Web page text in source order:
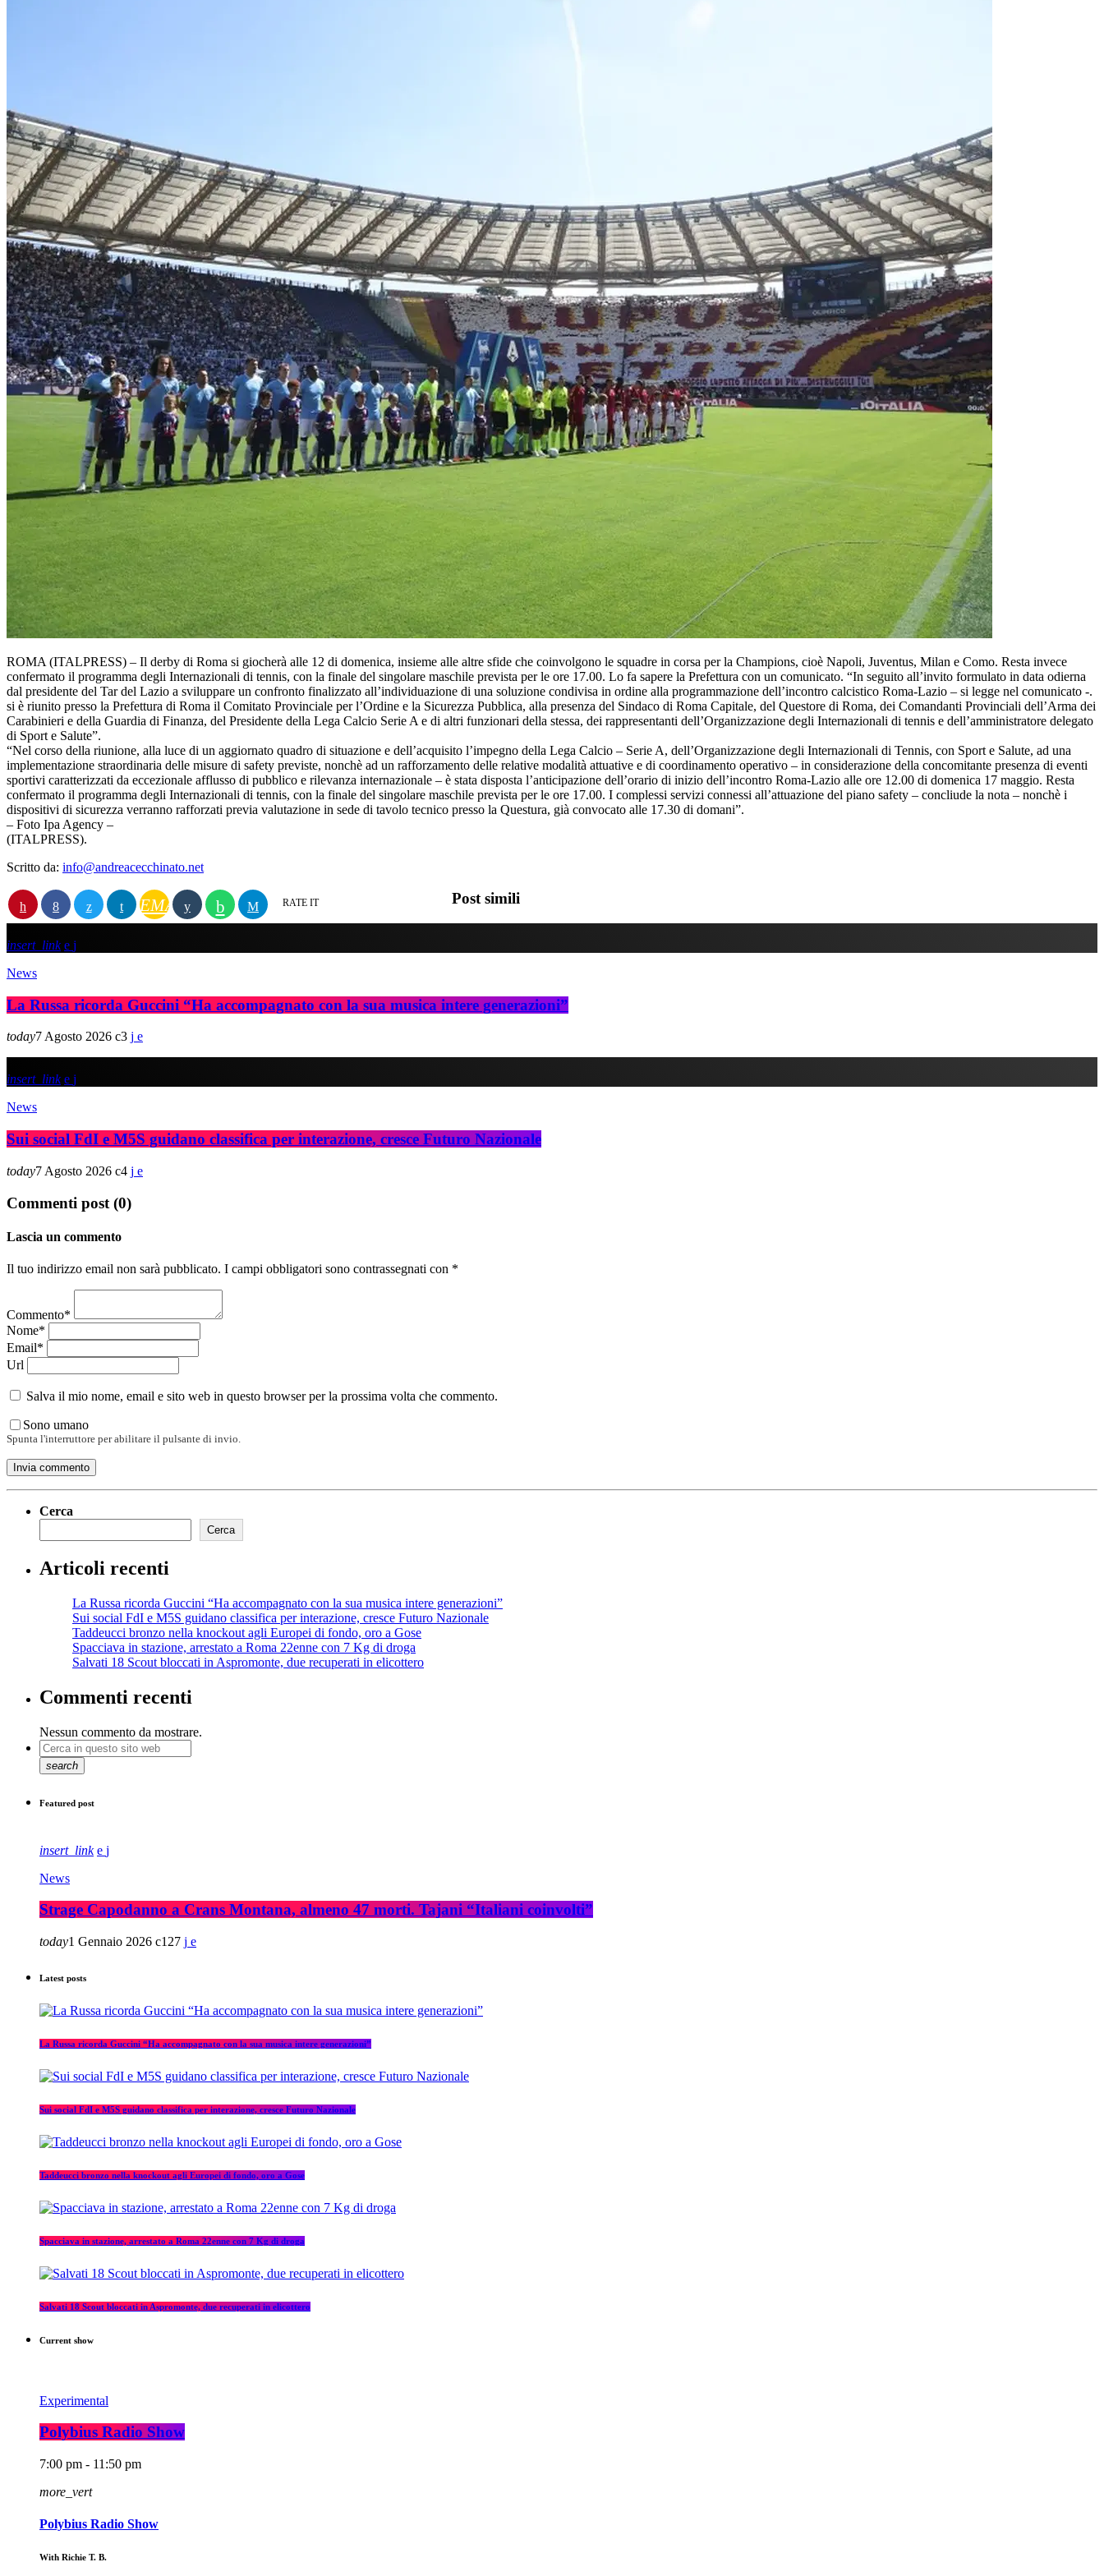
ROMA (ITALPRESS) – Il derby di Roma si giocherà alle 12 di domenica, insieme alle altre sfide che coinvolgono le squadre in corsa per la Champions, cioè Napoli, Juventus, Milan e Como. Resta invece
confermato il programma degli Internazionali di tennis, con la finale del singolare maschile prevista per le ore 17.00. Lo fa sapere la Prefettura con un comunicato. “In seguito all’invito formulato in data odierna
dal presidente del Tar del Lazio a sviluppare un confronto finalizzato all’individuazione di una soluzione condivisa in ordine alla programmazione dell’incontro calcistico Roma-Lazio – si legge nel comunicato -.
si è riunito presso la Prefettura di Roma il Comitato Provinciale per l’Ordine e la Sicurezza Pubblica, alla presenza del Sindaco di Roma Capitale, del Questore di Roma, dei Comandanti Provinciali dell’Arma dei
Carabinieri e della Guardia di Finanza, del Presidente della Lega Calcio Serie A e di altri funzionari della stessa, dei rappresentanti dell’Organizzazione degli Internazionali di tennis e dell’amministratore delegato
di Sport e Salute”.
“Nel corso della riunione, alla luce di un aggiornato quadro di situazione e dell’acquisito l’impegno della Lega Calcio – Serie A, dell’Organizzazione degli Internazionali di Tennis, con Sport e Salute, ad una
implementazione straordinaria delle misure di safety previste, nonchè ad un rafforzamento delle relative modalità attuative e di coordinamento operativo – in considerazione della concomitante presenza di eventi
sportivi caratterizzati da eccezionale afflusso di pubblico e rilevanza internazionale – è stata disposta l’anticipazione dell’orario di inizio dell’incontro Roma-Lazio alle ore 12.00 di domenica 17 maggio. Resta
confermato il programma degli Internazionali di tennis, con la finale del singolare maschile prevista per le ore 17.00. I complessi servizi connessi all’attuazione del piano safety – concliude la nota – nonchè i
dispositivi di sicurezza verranno rafforzati previa valutazione in sede di tavolo tecnico presso la Questura, già convocato alle 17.30 di domani”.
– Foto Ipa Agency –
(ITALPRESS).
Scritto da: info@andreacecchinato.net
EMAIL RATE IT Post simili
insert_link
News
La Russa ricorda Guccini “Ha accompagnato con la sua musica intere generazioni”
today7 Agosto 2026 3
insert_link
News
Sui social FdI e M5S guidano classifica per interazione, cresce Futuro Nazionale
today7 Agosto 2026 4
Commenti post (0)
Lascia un commento
Il tuo indirizzo email non sarà pubblicato. I campi obbligatori sono contrassegnati con *
Commento*
Nome*
Email*
Url
Salva il mio nome, email e sito web in questo browser per la prossima volta che commento.
Sono umano
Spunta l'interruttore per abilitare il pulsante di invio.
Cerca
Cerca
Articoli recenti
La Russa ricorda Guccini “Ha accompagnato con la sua musica intere generazioni”
Sui social FdI e M5S guidano classifica per interazione, cresce Futuro Nazionale
Taddeucci bronzo nella knockout agli Europei di fondo, oro a Gose
Spacciava in stazione, arrestato a Roma 22enne con 7 Kg di droga
Salvati 18 Scout bloccati in Aspromonte, due recuperati in elicottero
Commenti recenti
Nessun commento da mostrare.
search
Featured post
insert_link
News
Strage Capodanno a Crans Montana, almeno 47 morti. Tajani “Italiani coinvolti”
today1 Gennaio 2026 127
Latest posts
La Russa ricorda Guccini “Ha accompagnato con la sua musica intere generazioni”
Sui social FdI e M5S guidano classifica per interazione, cresce Futuro Nazionale
Taddeucci bronzo nella knockout agli Europei di fondo, oro a Gose
Spacciava in stazione, arrestato a Roma 22enne con 7 Kg di droga
Salvati 18 Scout bloccati in Aspromonte, due recuperati in elicottero
Current show
Experimental
Polybius Radio Show
7:00 pm - 11:50 pm
more_vert
Polybius Radio Show
With Richie T. B.